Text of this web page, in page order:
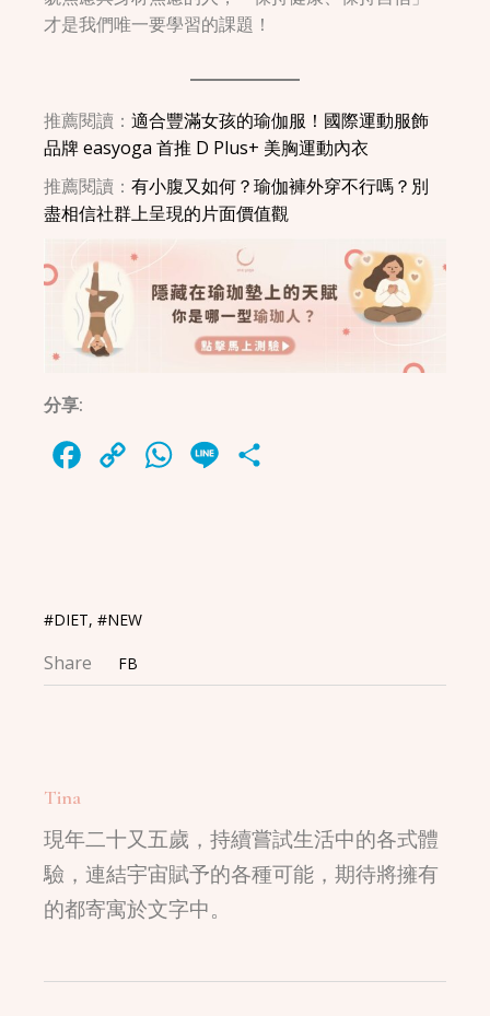
才是我們唯一要學習的課題！
推薦閱讀：適合豐滿女孩的瑜伽服！國際運動服飾
品牌 easyoga 首推 D Plus+ 美胸運動內衣
推薦閱讀：有小腹又如何？瑜伽褲外穿不行嗎？別
盡相信社群上呈現的片面價值觀
分享:
Facebook
Copy
WhatsApp
Line
#DIET,#NEW
Share FB
Tina
現年二十又五歲，持續嘗試生活中的各式體
驗，連結宇宙賦予的各種可能，期待將擁有
的都寄寓於文字中。